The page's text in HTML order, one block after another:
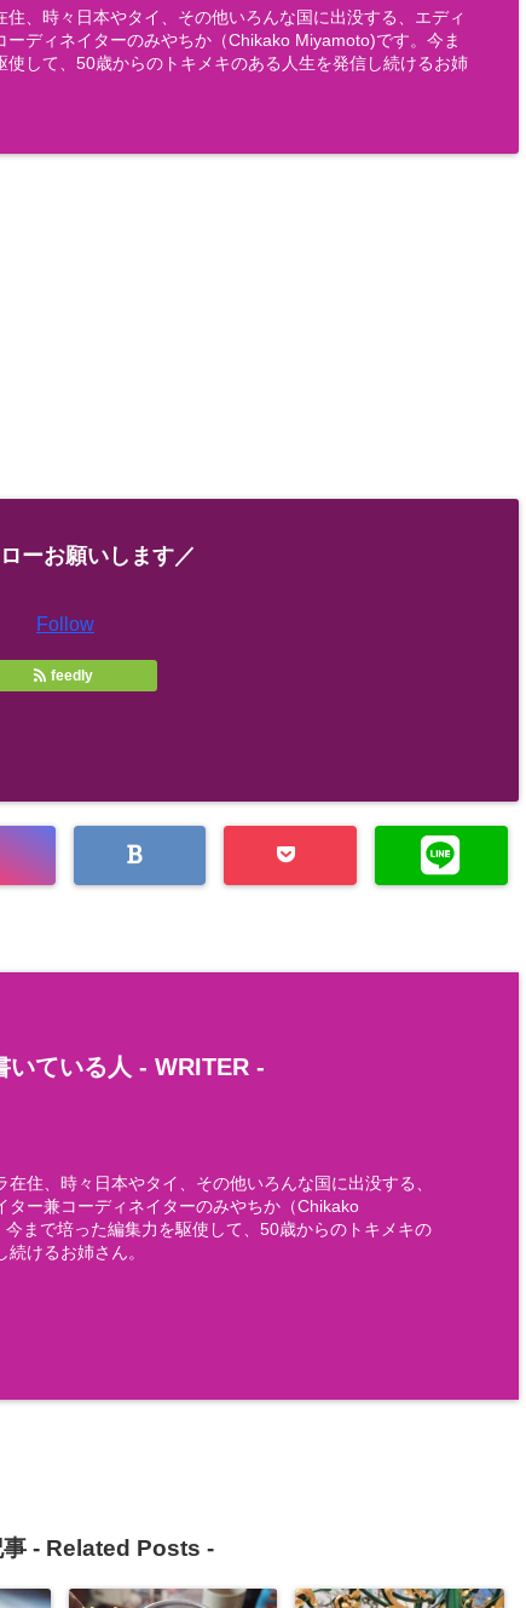
住、時々日本やタイ、その他いろんな国に出没する、エディ
ーディネイターのみやちか（Chikako Miyamoto)です。今ま
使して、50歳からのトキメキのある人生を発信し続けるお姉
ーお願いします／
Follow
feedly
いている人 - WRITER -
在住、時々日本やタイ、その他いろんな国に出没する、
ター兼コーディネイターのみやちか（Chikako
まで培った編集力を駆使して、50歳からのトキメキの
けるお姉さん。
- Related Posts -